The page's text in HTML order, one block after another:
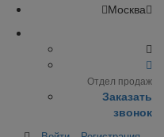
Москва
Отдел продаж
Заказать
звонок